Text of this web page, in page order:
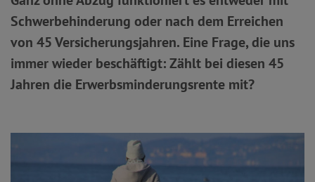
Schwerbehinderung oder nach dem Erreichen
von 45 Versicherungsjahren. Eine Frage, die uns
immer wieder beschäftigt: Zählt bei diesen 45
Jahren die Erwerbsminderungsrente mit?